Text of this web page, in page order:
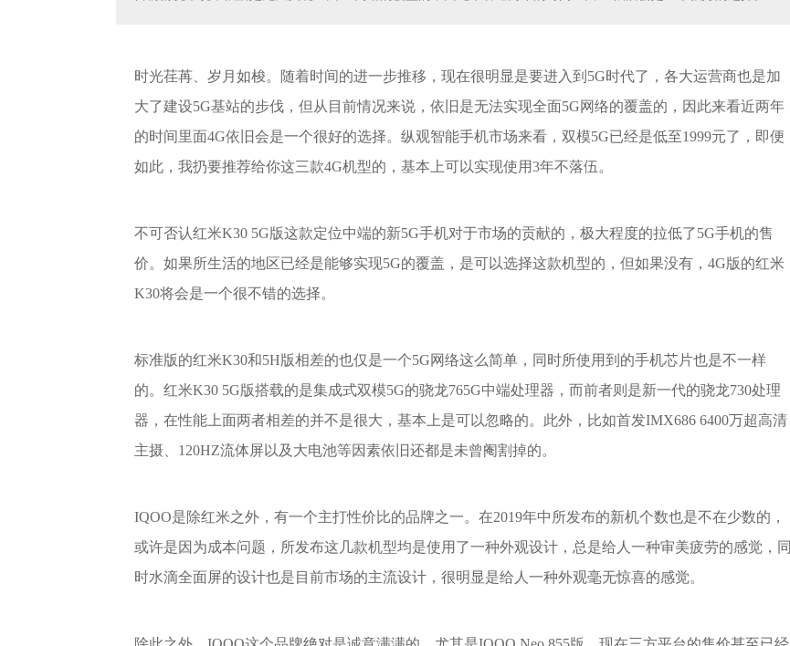
时光荏苒、岁月如梭。随着时间的进一步推移，现在很明显是要进入到5G时代了，各大运营商也是加
大了建设5G基站的步伐，但从目前情况来说，依旧是无法实现全面5G网络的覆盖的，因此来看近两年
的时间里面4G依旧会是一个很好的选择。纵观智能手机市场来看，双模5G已经是低至1999元了，即便
如此，我扔要推荐给你这三款4G机型的，基本上可以实现使用3年不落伍。
不可否认红米K30 5G版这款定位中端的新5G手机对于市场的贡献的，极大程度的拉低了5G手机的售
价。如果所生活的地区已经是能够实现5G的覆盖，是可以选择这款机型的，但如果没有，4G版的红米
K30将会是一个很不错的选择。
标准版的红米K30和5H版相差的也仅是一个5G网络这么简单，同时所使用到的手机芯片也是不一样
的。红米K30 5G版搭载的是集成式双模5G的骁龙765G中端处理器，而前者则是新一代的骁龙730处理
器，在性能上面两者相差的并不是很大，基本上是可以忽略的。此外，比如首发IMX686 6400万超高清
主摄、120HZ流体屏以及大电池等因素依旧还都是未曾阉割掉的。
IQOO是除红米之外，有一个主打性价比的品牌之一。在2019年中所发布的新机个数也是不在少数的，
或许是因为成本问题，所发布这几款机型均是使用了一种外观设计，总是给人一种审美疲劳的感觉，同
时水滴全面屏的设计也是目前市场的主流设计，很明显是给人一种外观毫无惊喜的感觉。